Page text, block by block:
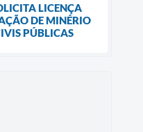
LICENÇA
DE MINÉRIO
PÚBLICAS